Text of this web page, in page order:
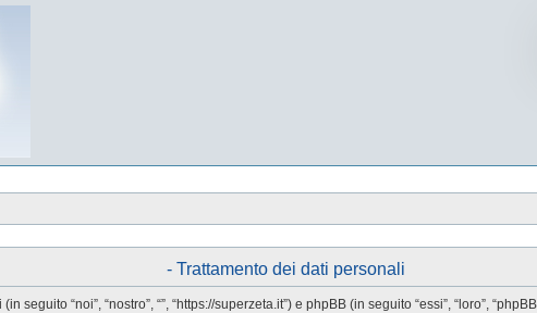
- Trattamento dei dati personali
“noi”, “nostro”, “”, “https://superzeta.it”) e phpBB (in seguito “essi”, “loro”,